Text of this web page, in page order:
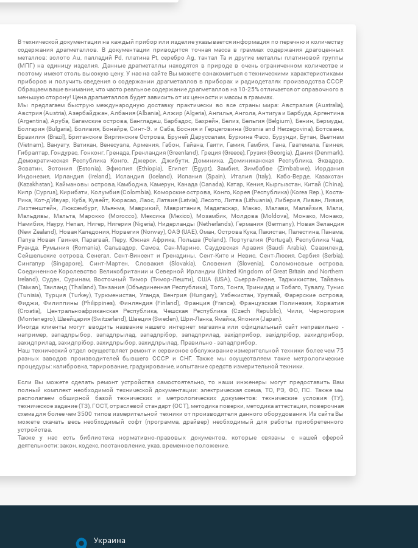
В технической документации на каждый прибор или изделие указывается информация по перечню и количеству
содержания драгметаллов. В документации приводится точная масса в граммах содержания драгоценных
металлов: золото Au, палладий Pd, платина Pt, серебро Ag, тантал Ta и другие металлы платиновой группы
(МПГ) на единицу изделия. Данные драгметаллы находятся в природе в очень ограниченном количестве и
поэтому имеют столь высокую цену. У нас на сайте Вы можете ознакомиться с техническими характеристиками
приборов и получить сведения о содержании драгметаллов в приборах и радиодеталях производства СССР.
Обращаем ваше внимание, что часто реальное содержание драгметаллов на 10-25% отличается от справочного в
меньшую сторону! Цена драгметаллов будет зависить от их ценности и массы в граммах.
Мы предлагаем быструю международную доставку практически во все страны мира: Австралия (Australia),
Австрия (Austria), Азербайджан, Албания (Albania), Алжир (Algeria), Ангилья, Ангола, Антигуа и Барбуда, Аргентина
(Argentina), Аруба, Багамские острова, Бангладеш, Барбадос, Бахрейн, Белиз, Бельгия (Belgium), Бенин, Бермуды,
Болгария (Bulgaria), Боливия, Бонайре, Синт-Э. и Саба, Босния и Герцеговина (Bosnia and Herzegovina), Ботсвана,
Бразилия (Brazil), Британские Виргинские Острова, Бруней Даруссалам, Буркина Фасо, Бурунди, Бутан, Вьетнам
(Vietnam), Вануату, Ватикан, Венесуэла, Армения, Габон, Гайана, Гаити, Гамия, Гамбия, Гана, Гватемала, Гвинея,
Гибралтар, Гондурас, Гонконг, Гренада, Гренландия (Greenland), Греция (Greece), Грузия (Georgia), Дания (Denmark),
Демократическая Республика Конго, Джерси, Джибути, Доминика, Доминиканская Республика, Эквадор,
Эсватин, Эстония (Estonia), Эфиопия (Ethiopia), Египет (Egypt), Замбия, Зимбабве (Zimbabwe), Иордания
Индонезия, Ирландия (Ireland), Исландия (Iceland), Испания (Spain), Италия (Italy), Кабо-Верде, Казахстан
(Kazakhstan), Каймановы острова, Камбоджа, Камерун, Канада (Canada), Катар, Кения, Кыргызстан, Китай (China),
Кипр (Cyprus), Кирибати, Колумбия (Colombia), Коморские острова, Конго, Корея (Республика) (Korea Rep.), Коста-
Рика, Кот-д'Ивуар, Куба, Кувейт, Кюрасао, Лаос, Латвия (Latvia), Лесото, Литва (Lithuania), Либерия, Ливан, Ливия,
Лихтенштейн, Люксембург, Мьянма, Маврикий, Мавритания, Мадагаскар, Макао, Малави, Малайзия, Мали,
Мальдивы, Мальта, Марокко (Morocco), Мексика (Mexico), Мозамбик, Молдова (Moldova), Монако, Монако,
Намибия, Науру, Непал, Нигер, Нигерия (Nigeria), Нидерланды (Netherlands), Германия (Germany), Новая Зеландия
(New Zealand), Новая Каледония, Норвегия (Norway), ОАЭ (UAE), Оман, Острова Кука, Пакистан, Палестина, Панама,
Папуа Новая Гвинея, Парагвай, Перу, Южная Африка, Польша (Poland), Португалия (Portugal), Республика Чад,
Руанда, Румыния (Romania), Сальвадор, Самоа, Сан-Марино, Саудовская Аравия (Saudi Arabia), Свазиленд,
Сейшельские острова, Сенегал, Сент-Винсент и Гренадины, Сент-Китс и Невис, Сент-Люсия, Сербия (Serbia),
Сингапур (Singapore), Синт-Мартен, Словакия (Slovakia), Словения (Slovenia), Соломоновые острова,
Соединенное Королевство Великобритании и Северной Ирландии (United Kingdom of Great Britain and Northern
Ireland), Судан, Суринам, Восточный Тимор (Тимор-Лешти), США (USA), Сьерра-Леоне, Таджикистан, Тайвань
(Taiwan), Таиланд (Thailand), Танзания (Объединенная Республика), Того, Тонга, Тринидад и Тобаго, Тувалу, Тунис
(Tunisia), Турция (Turkey), Туркменистан, Уганда, Венгрия (Hungary), Узбекистан, Уругвай, Фарерские острова,
Фиджи, Филиппины (Philippines), Финляндия (Finland), Франция (France), Французская Полинезия, Хорватия
(Croatia), Центральноафриканская Республика, Чешская Республика (Czech Republic), Чили, Черногория
(Montenegro), Швейцария (Switzerland), Швеция (Sweden), Шри-Ланка, Ямайка, Япония (Japan).
Иногда клиенты могут вводить название нашего интернет магазина или официальный сайт неправильно -
например, западпрыбор, западпрылад, западпрібор, западприлад, західприбор, західпрібор, захидприбор,
захидприлад, захидпрібор, захидпрыбор, захидпрылад. Правильно - западприбор.
Наш технический отдел осуществляет ремонт и сервисное обслуживание измерительной техники более чем 75
разных заводов производителей бывшего СССР и СНГ. Также мы осуществляем такие метрологические
процедуры: калибровка, тарирование, градуирование, испытание средств измерительной техники.
Если Вы можете сделать ремонт устройства самостоятельно, то наши инженеры могут предоставить Вам
полный комплект необходимой технической документации: электрическая схема, ТО, РЭ, ФО, ПС. Также мы
располагаем обширной базой технических и метрологических документов: технические условия (ТУ),
техническое задание (ТЗ), ГОСТ, отраслевой стандарт (ОСТ), методика поверки, методика аттестации, поверочная
схема для более чем 3500 типов измерительной техники от производителя данного оборудования. Из сайта Вы
можете скачать весь необходимый софт (программа, драйвер) необходимый для работы приобретенного
устройства.
Также у нас есть библиотека нормативно-правовых документов, которые связаны с нашей сферой
деятельности: закон, кодекс, постановление, указ, временное положение.
Украина